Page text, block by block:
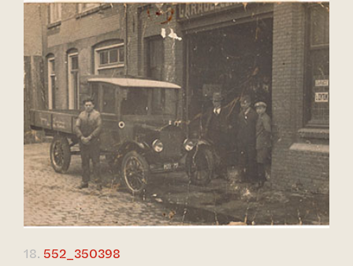
18. 552_350398